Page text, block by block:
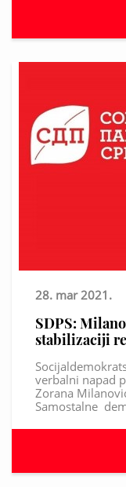
28. mar 2021.
SDPS:
stabilizaciji
verbalni napad
Zorana
Samostalne